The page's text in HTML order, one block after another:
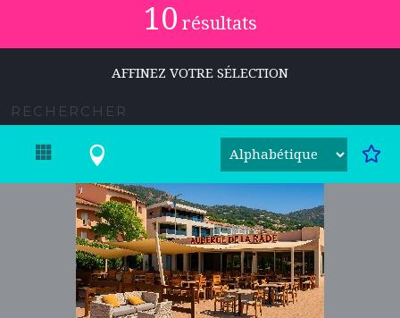
10 résultats
AFFINEZ VOTRE SÉLECTION